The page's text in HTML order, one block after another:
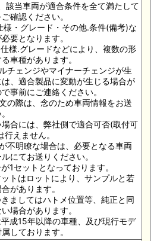
該当車両が適合条件を全て満たして
確認ください。
様・グレード・その他.条件(備考)な
要となります。
様.グレードなどにより、複数の形
車種があります。
チェンジやマイナーチェンジが生
は、適合製品に変動が生じる場合が
事前にご連絡ください。
の際は、念のため車両情報をお送
合には、弊社側で適合可否(取付可
えません。
不明瞭な場合は、必要となる車両
にてお送りください。
1セットとなっております。
トはロットにより、サンプルと若
があります。
ましてはハトメ位置等、純正と同
場合があります。
成15年以降の車種、及び現行モデ
しております。